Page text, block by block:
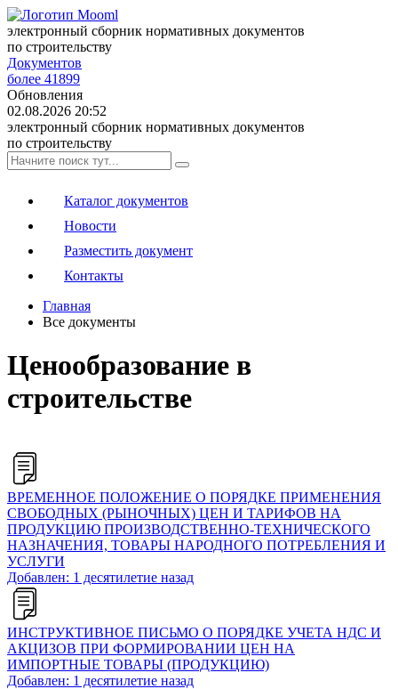
электронный сборник нормативных документов
по строительству
Документов
более 41899
Обновления
02.08.2026 20:52
электронный сборник нормативных документов
по строительству
Каталог документов
Новости
Разместить документ
Контакты
Главная
Все документы
Ценообразование в
строительстве
ВРЕМЕННОЕ ПОЛОЖЕНИЕ О ПОРЯДКЕ ПРИМЕНЕНИЯ
СВОБОДНЫХ (РЫНОЧНЫХ) ЦЕН И ТАРИФОВ НА
ПРОДУКЦИЮ ПРОИЗВОДСТВЕННО-ТЕХНИЧЕСКОГО
НАЗНАЧЕНИЯ, ТОВАРЫ НАРОДНОГО ПОТРЕБЛЕНИЯ И
УСЛУГИ
Добавлен: 1 десятилетие назад
ИНСТРУКТИВНОЕ ПИСЬМО О ПОРЯДКЕ УЧЕТА НДС И
АКЦИЗОВ ПРИ ФОРМИРОВАНИИ ЦЕН НА
ИМПОРТНЫЕ ТОВАРЫ (ПРОДУКЦИЮ)
Добавлен: 1 десятилетие назад